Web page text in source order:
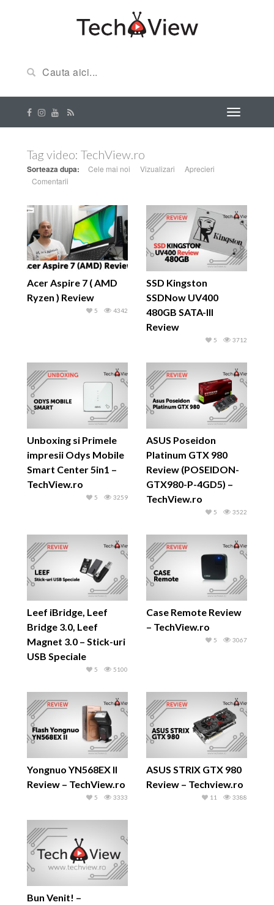
Tag video: TechView.ro
Sorteaza dupa: Cele mai noi Vizualizari
Aprecieri
Comentarii
Acer Aspire 7 ( AMD
Ryzen ) Review
4342
5
SSD Kingston
SSDNow UV400
480GB SATA-III
Review
3712
5
Unboxing si Primele
impresii Odys Mobile
Smart Center 5in1 –
TechView.ro
3259
5
ASUS Poseidon
Platinum GTX 980
Review (POSEIDON-
GTX980-P-4GD5) –
TechView.ro
3522
5
Leef iBridge, Leef
Bridge 3.0, Leef
Magnet 3.0 – Stick-uri
USB Speciale
5100
5
Case Remote Review
– TechView.ro
3067
5
Yongnuo YN568EX II
Review – TechView.ro
3333
5
ASUS STRIX GTX 980
Review – Techview.ro
3388
11
Bun Venit! –